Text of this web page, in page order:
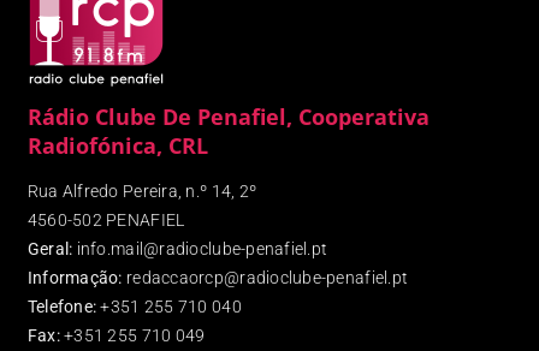
Rádio Clube De Penafiel, Cooperativa
Radiofónica, CRL
Rua Alfredo Pereira, n.º 14, 2º
4560-502 PENAFIEL
Geral: info.mail@radioclube-penafiel.pt
Informação: redaccaorcp@radioclube-penafiel.pt
Telefone: +351 255 710 040
Fax:+351 255 710 049